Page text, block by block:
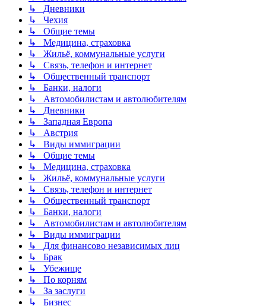
↳ Дневники
↳ Чехия
↳ Общие темы
↳ Медицина, страховка
↳ Жильё, коммунальные услуги
↳ Связь, телефон и интернет
↳ Общественный транспорт
↳ Банки, налоги
↳ Автомобилистам и автолюбителям
↳ Дневники
↳ Западная Европа
↳ Австрия
↳ Виды иммиграции
↳ Общие темы
↳ Медицина, страховка
↳ Жильё, коммунальные услуги
↳ Связь, телефон и интернет
↳ Общественный транспорт
↳ Банки, налоги
↳ Автомобилистам и автолюбителям
↳ Виды иммиграции
↳ Для финансово независимых лиц
↳ Брак
↳ Убежище
↳ По корням
↳ За заслуги
↳ Бизнес